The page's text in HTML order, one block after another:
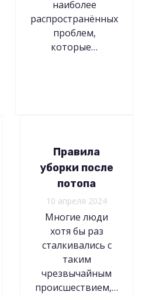
наиболее
распространённых
проблем,
которые…
Правила
уборки после
потопа
10 апреля 2024
Многие люди
хотя бы раз
сталкивались с
таким
чрезвычайным
происшествием,…